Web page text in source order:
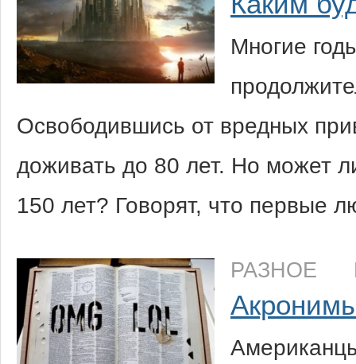
Многие
Освободившись от вредных
доживать до 80 лет. Но может
150 лет? Говорят, что первые
РАЗНОЕ